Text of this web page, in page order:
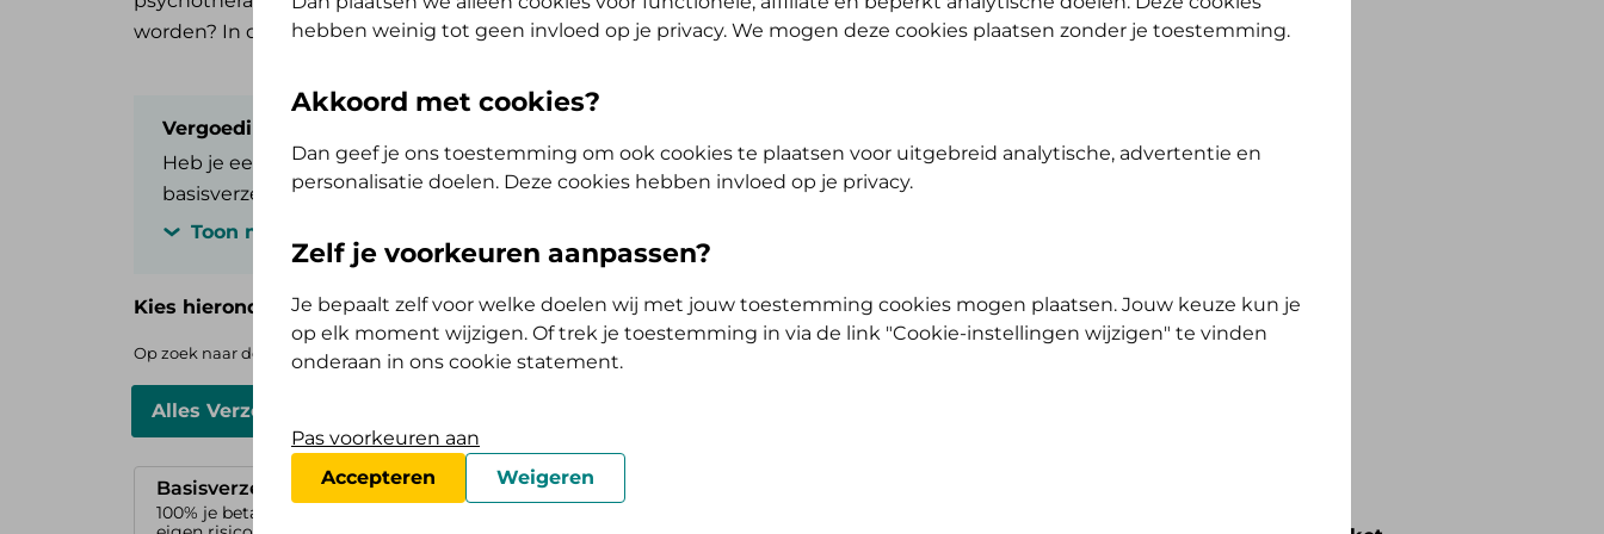
worden? In de basisverzekering van De Friesland krijg je hiervoor een vergoeding.
Vergoedingen Plus-pakket
Heb je een collectieve zorgverzekering met het Plus-pakket? Hieronder zie je, bij de
basisverzekering Alles Verzorgd Polis, jouw pakketnaam zonder het woord 'Plus'. Wil je
weten wat jouw extra voordeel is? Zoek je collectief nadat je jouw pakket hebt
geselecteerd.
Toon meer..
Kies hieronder je basisverzekering
Op zoek naar de vergoedingen voor de AV (Tand) Opstap of AV (Tand) Doorstap? Kies dan voor de basisverzekering Zelf Bewust Polis.
Alles Verzorgd Polis
Basisverzekering
100% je betaalt
hebben weinig tot geen invloed op je privacy. We mogen deze cookies plaatsen zonder je toestemming.
Akkoord met cookies?
Dan geef je ons toestemming om ook cookies te plaatsen voor uitgebreid analytische, advertentie en
personalisatie doelen. Deze cookies hebben invloed op je privacy.
Zelf je voorkeuren aanpassen?
Je bepaalt zelf voor welke doelen wij met jouw toestemming cookies mogen plaatsen. Jouw keuze kun je
op elk moment wijzigen. Of trek je toestemming in via de link "Cookie-instellingen wijzigen" te vinden
onderaan in ons cookie statement.
Pas voorkeuren aan
Accepteren
Weigeren